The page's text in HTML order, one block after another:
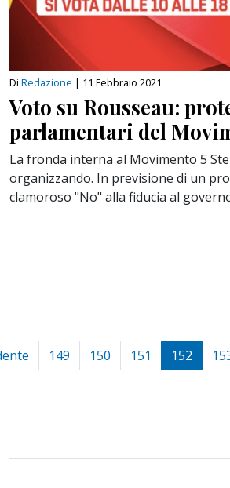
Di Redazione | 11 Febbraio 2021
Voto su Rousseau:
parlamentari del
La fronda interna al Movimento 5
organizzando. In previsione di un
clamoroso "No" alla fiducia al
149 150 151 152